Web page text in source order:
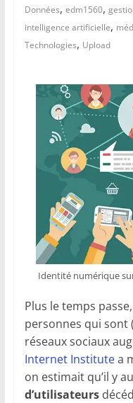
Données, edm1560,
intelligence artificielle,
Technologies, Upload
Identité numérique
Plus le temps
personnes qui sont
réseaux sociaux
Internet Institutea
on estimait qu’il y
d’utilisateurs